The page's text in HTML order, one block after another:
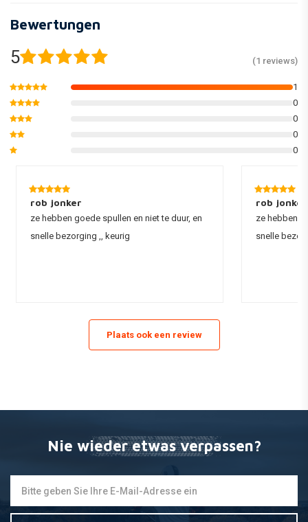
Bewertungen
5 (1 reviews)
1
0
0
0
0
rob jonker
ze hebben goede spullen en niet te duur, en
snelle bezorging ,, keurig
rob jonker
ze hebben
snelle
Plaats ook een review
Nie wieder etwas verpassen?